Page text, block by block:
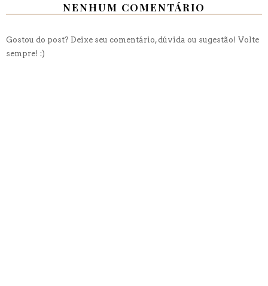
NENHUM COMENTÁRIO
Gostou do post? Deixe seu comentário, dúvida ou sugestão! Volte
sempre! :)